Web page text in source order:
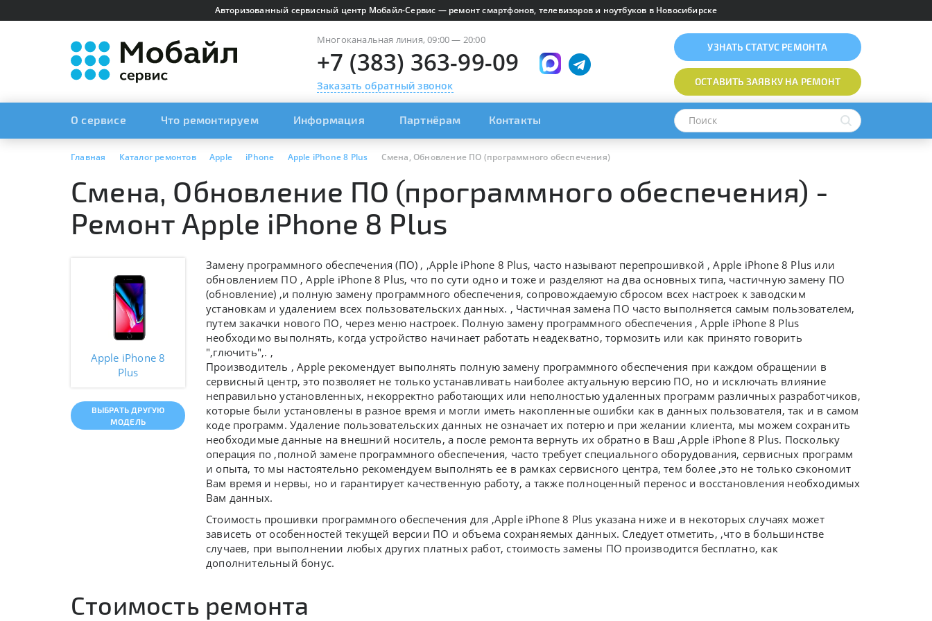
Авторизованный сервисный центр Мобайл-Сервис — ремонт смартфонов, телевизоров и ноутбуков в Новосибирске
Многоканальная линия, 09:00 — 20:00
+7 (383) 363-99-09
Заказать обратный звонок
УЗНАТЬ СТАТУС РЕМОНТА
ОСТАВИТЬ ЗАЯВКУНА РЕМОНТ
О сервисе Что ремонтируем Информация Партнёрам Контакты
Главная Каталог ремонтов Apple iPhone Apple iPhone 8 Plus Смена, Обновление ПО (программного обеспечения)
Смена, Обновление ПО (программного обеспечения) -
Ремонт Apple iPhone 8 Plus
Apple iPhone 8
Plus
ВЫБРАТЬ ДРУГУЮ
МОДЕЛЬ
Замену программного обеспечения (ПО) , ,Apple iPhone 8 Plus, часто называют перепрошивкой ,Apple iPhone 8 Plus или
обновлением ПО ,Apple iPhone 8 Plus, что по сути одно и тоже и разделяют на два основных типа, частичную замену ПО
(обновление) ,и полную замену программного обеспечения, сопровождаемую сбросом всех настроек к заводским
установкам и удалением всех пользовательских данных. , Частичная замена ПО часто выполняется самым пользователем,
путем закачки нового ПО, через меню настроек. Полную замену программного обеспечения ,Apple iPhone 8 Plus
необходимо выполнять, когда устройство начинает работать неадекватно, тормозить или как принято говорить
",глючить",. ,
Производитель ,Apple рекомендует выполнять полную замену программного обеспечения при каждом обращении в
сервисный центр, это позволяет не только устанавливать наиболее актуальную версию ПО, но и исключать влияние
неправильно установленных, некорректно работающих или неполностью удаленных программ различных разработчиков,
которые были установлены в разное время и могли иметь накопленные ошибки как в данных пользователя, так и в самом
коде программ. Удаление пользовательских данных не означает их потерю и при желании клиента, мы можем сохранить
необходимые данные на внешний носитель, а после ремонта вернуть их обратно в Ваш ,Apple iPhone 8 Plus. Поскольку
операция по ,полной замене программного обеспечения, часто требует специального оборудования, сервисных программ
и опыта, то мы настоятельно рекомендуем выполнять ее в рамках сервисного центра, тем более ,это не только сэкономит
Вам время и нервы, но и гарантирует качественную работу, а также полноценный перенос и восстановления необходимых
Вам данных.
Стоимость прошивки программного обеспечения для ,Apple iPhone 8 Plus указана ниже и в некоторых случаях может
зависеть от особенностей текущей версии ПО и объема сохраняемых данных. Следует отметить, ,что в большинстве
случаев, при выполнении любых других платных работ, стоимость замены ПО производится бесплатно, как
дополнительный бонус.
Стоимость ремонта